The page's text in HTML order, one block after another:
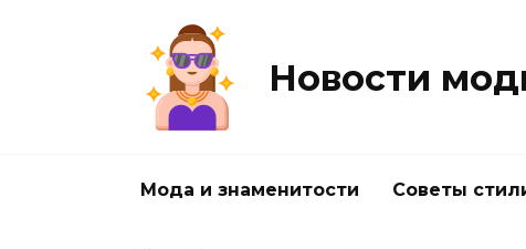
Новости
Мода и знаменитости Советы